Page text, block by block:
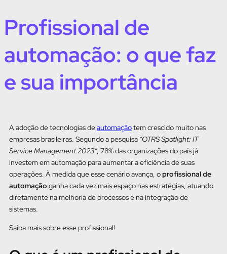
Profissional de
automação: o que faz
e sua importância
A adoção de tecnologias deautomaçãotem crescido muito nas
empresas brasileiras. Segundo a pesquisa “OTRS Spotlight: IT
Service Management 2023”, 78% das organizações do país já
investem em automação para aumentar a eficiência de suas
operações. À medida que esse cenário avança, oprofissional de
automação ganha cada vez mais espaço nas estratégias, atuando
diretamente na melhoria de processos e na integração de
sistemas.
Saiba mais sobre esse profissional!